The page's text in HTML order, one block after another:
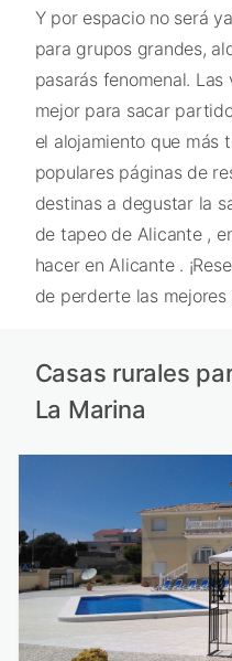
Y por espacio no será
para grupos grandes,
pasarás fenomenal.
mejor para sacar
el alojamiento que más
populares páginas de
destinas a degustar la
de tapeo de Alicante ,
hacer en Alicante .
de perderte las mejores
Casas rurales
La Marina